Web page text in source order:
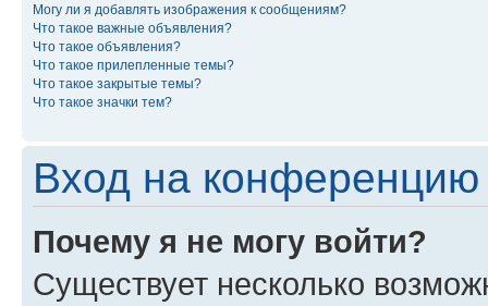
Могу ли я добавлять изображения к сообщениям?
Что такое важные объявления?
Что такое объявления?
Что такое прилепленные темы?
Что такое закрытые темы?
Что такое значки тем?
Вход на конференцию
Почему я не могу войти?
Существует несколько